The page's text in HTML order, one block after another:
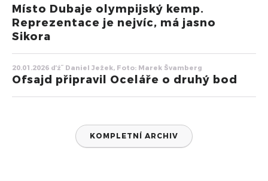
Místo Dubaje olympijský kemp.
Reprezentace je nejvíc, má jasno
Sikora
20.01.2026 ďż˝ Daniel Ježek, Foto: Marek Švamberg
Ofsajd připravil Oceláře o druhý bod
KOMPLETNÍ ARCHIV